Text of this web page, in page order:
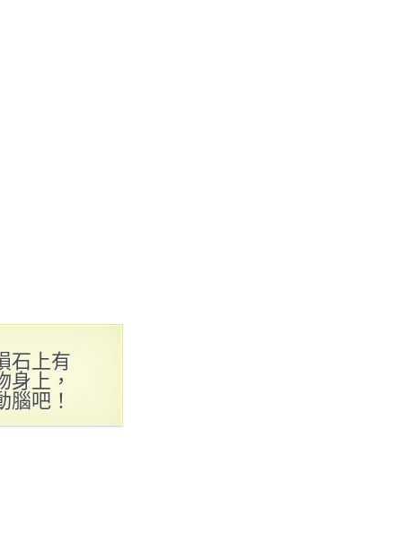
石上有
身上，
吧！